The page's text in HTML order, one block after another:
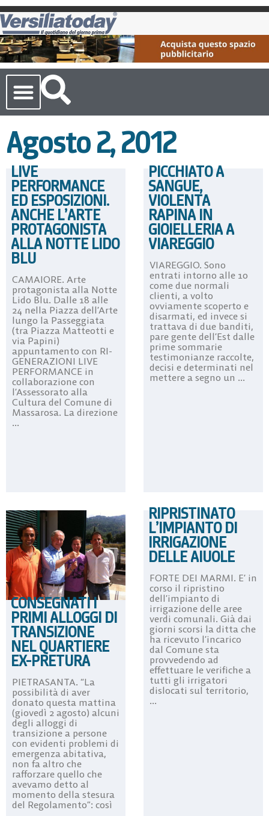
Agosto 2, 2012
LIVE
PERFORMANCE
ED ESPOSIZIONI.
ANCHE L’ARTE
PROTAGONISTA
ALLA NOTTE LIDO
BLU
CAMAIORE. Arte
protagonista alla Notte
Lido Blu. Dalle 18 alle
24 nella Piazza dell’Arte
lungo la Passeggiata
(tra Piazza Matteotti e
via Papini)
appuntamento con RI-
GENERAZIONI LIVE
PERFORMANCE in
collaborazione con
l’Assessorato alla
Cultura del Comune di
Massarosa. La direzione
...
PICCHIATO A
SANGUE,
VIOLENTA
RAPINA IN
GIOIELLERIA A
VIAREGGIO
VIAREGGIO. Sono
entrati intorno alle 10
come due normali
clienti, a volto
ovviamente scoperto e
disarmati, ed invece si
trattava di due banditi,
pare gente dell’Est dalle
prime sommarie
testimonianze raccolte,
decisi e determinati nel
mettere a segno un ...
CONSEGNATI I
PRIMI ALLOGGI DI
TRANSIZIONE
NEL QUARTIERE
EX-PRETURA
PIETRASANTA. “La
possibilità di aver
donato questa mattina
(giovedì 2 agosto) alcuni
degli alloggi di
transizione a persone
con evidenti problemi di
emergenza abitativa,
non fa altro che
rafforzare quello che
avevamo detto al
momento della stesura
del Regolamento”: così
RIPRISTINATO
L’IMPIANTO DI
IRRIGAZIONE
DELLE AIUOLE
FORTE DEI MARMI. E’ in
corso il ripristino
dell’impianto di
irrigazione delle aree
verdi comunali. Già dai
giorni scorsi la ditta che
ha ricevuto l’incarico
dal Comune sta
provvedendo ad
effettuare le verifiche a
tutti gli irrigatori
dislocati sul territorio,
...